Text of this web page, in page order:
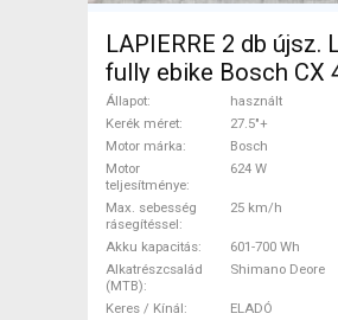
LAPIERRE 2 db újsz.
fully ebike Bosch CX
85nm Elektromos
Bike 27.5"+ össztelós
Bosch Shimano Deore
használt ELADÓ
Állapot
használt
Kerék méret
27.5"+
Motor márka
Bosch
Motor
teljesítménye
624 W
Max. sebesség
rásegítéssel
25 km/h
Akku kapacitás
601-700 Wh
Alkatrészcsalád
(MTB)
Shimano Deore
Keres / Kínál ELADÓ